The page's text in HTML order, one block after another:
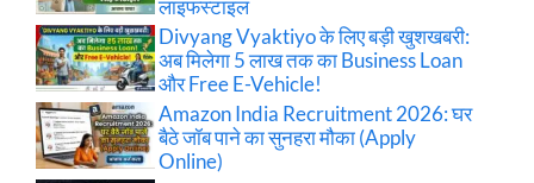
लाइफस्टाइल
Divyang Vyaktiyo के लिए बड़ी खुशखबरी:
अब मिलेगा 5 लाख तक का Business Loan
और Free E-Vehicle!
Amazon India Recruitment 2026: घर
बैठे जॉब पाने का सुनहरा मौका (Apply
Online)